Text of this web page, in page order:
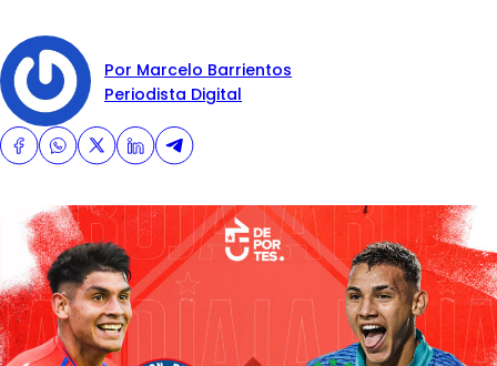
Por Marcelo Barrientos
Periodista Digital